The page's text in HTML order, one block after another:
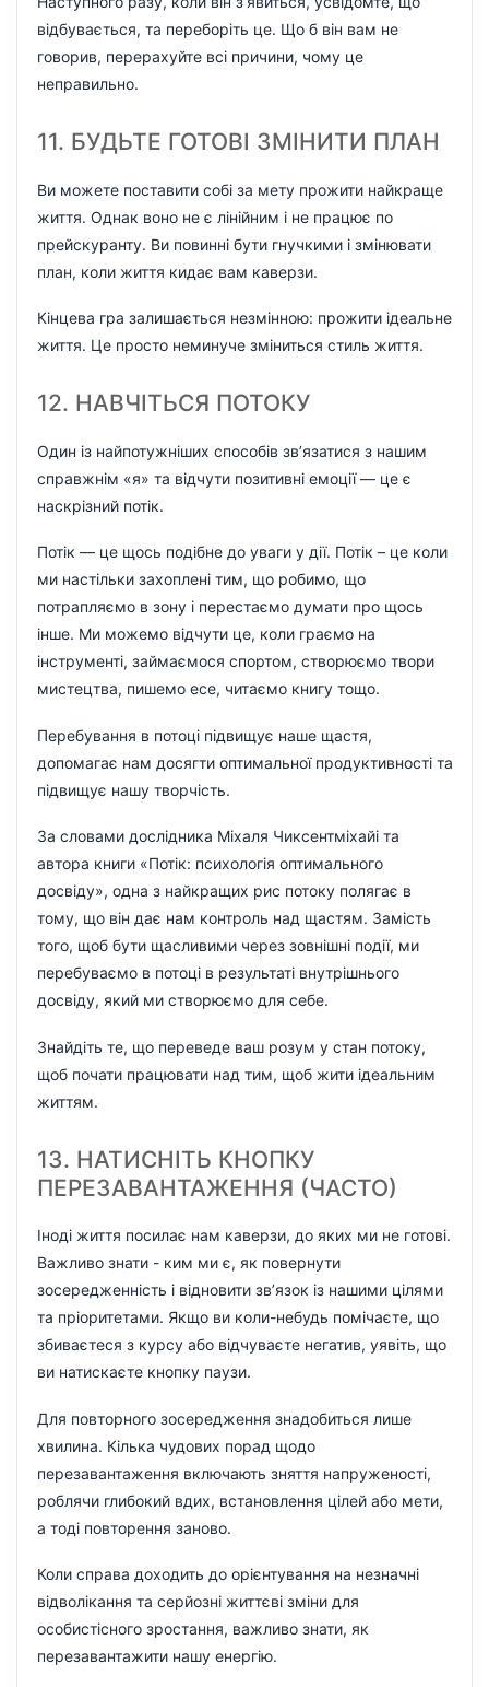
відбувається, та переборіть це. Що б він вам не
говорив, перерахуйте всі причини, чому це
неправильно.
11. БУДЬТЕ ГОТОВІ ЗМІНИТИ ПЛАН
Ви можете поставити собі за мету прожити найкраще
життя. Однак воно не є лінійним і не працює по
прейскуранту. Ви повинні бути гнучкими і змінювати
план, коли життя кидає вам каверзи.
Кінцева гра залишається незмінною: прожити ідеальне
життя. Це просто неминуче зміниться стиль життя.
12. НАВЧІТЬСЯ ПОТОКУ
Один із найпотужніших способів зв’язатися з нашим
справжнім «я» та відчути позитивні емоції — це є
наскрізний потік.
Потік — це щось подібне до уваги у дії. Потік – це коли
ми настільки захоплені тим, що робимо, що
потрапляємо в зону і перестаємо думати про щось
інше. Ми можемо відчути це, коли граємо на
інструменті, займаємося спортом, створюємо твори
мистецтва, пишемо есе, читаємо книгу тощо.
Перебування в потоці підвищує наше щастя,
допомагає нам досягти оптимальної продуктивності та
підвищує нашу творчість.
За словами дослідника Міхаля Чиксентміхайі та
автора книги «Потік: психологія оптимального
досвіду», одна з найкращих рис потоку полягає в
тому, що він дає нам контроль над щастям. Замість
того, щоб бути щасливими через зовнішні події, ми
перебуваємо в потоці в результаті внутрішнього
досвіду, який ми створюємо для себе.
Знайдіть те, що переведе ваш розум у стан потоку,
щоб почати працювати над тим, щоб жити ідеальним
життям.
13. НАТИСНІТЬ КНОПКУ
ПЕРЕЗАВАНТАЖЕННЯ (ЧАСТО)
Іноді життя посилає нам каверзи, до яких ми не готові.
Важливо знати - ким ми є, як повернути
зосередженність і відновити зв’язок із нашими цілями
та пріоритетами. Якщо ви коли-небудь помічаєте, що
збиваєтеся з курсу або відчуваєте негатив, уявіть, що
ви натискаєте кнопку паузи.
Для повторного зосередження знадобиться лише
хвилина. Кілька чудових порад щодо
перезавантаження включають зняття напруженості,
роблячи глибокий вдих, встановлення цілей або мети,
а тоді повторення заново.
Коли справа доходить до орієнтування на незначні
відволікання та серйозні життєві зміни для
особистісного зростання, важливо знати, як
перезавантажити нашу енергію.